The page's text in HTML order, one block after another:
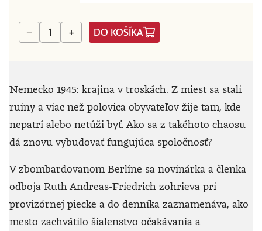
− + DO KOŠÍKA
Nemecko 1945: krajina v troskách. Z miest sa stali
ruiny a viac než polovica obyvateľov žije tam, kde
nepatrí alebo netúži byť. Ako sa z takéhoto chaosu
dá znovu vybudovať fungujúca spoločnosť?
V zbombardovanom Berlíne sa novinárka a členka
odboja Ruth Andreas-Friedrich zohrieva pri
provizórnej piecke a do denníka zaznamenáva, ako
mesto zachvátilo šialenstvo očakávania a